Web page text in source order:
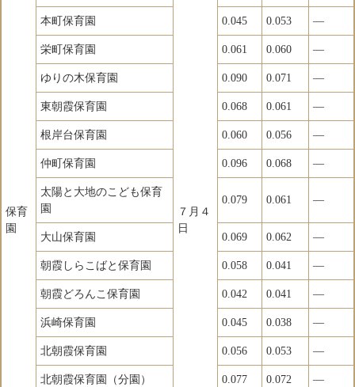
保育
園
７月４
日
本町保育園 0.045 0.053 ―
栄町保育園 0.061 0.060 ―
ゆりの木保育園 0.090 0.071 ―
東朝霞保育園 0.068 0.061 ―
根岸台保育園 0.060 0.056 ―
仲町保育園 0.096 0.068 ―
太陽と大地のこども保育
園
0.079 0.061 ―
大山保育園 0.069 0.062 ―
朝霞しらこばと保育園 0.058 0.041 ―
朝霞どろんこ保育園 0.042 0.041 ―
浜崎保育園 0.045 0.038 ―
北朝霞保育園 0.056 0.053 ―
北朝霞保育園（分園） 0.077 0.072 ―